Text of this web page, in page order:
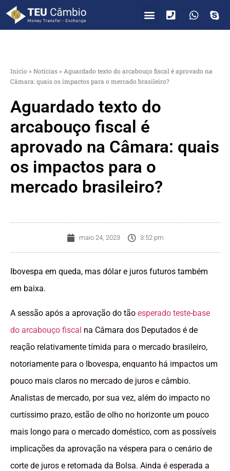
Início » Notícias » Aguardado texto do arcabouço fiscal é aprovado na
Câmara: quais os impactos para o mercado brasileiro?
Aguardado texto do
arcabouço fiscal é
aprovado na Câmara: quais
os impactos para o
mercado brasileiro?
maio 24, 2023 3:52 pm
Ibovespa em queda, mas dólar e juros futuros também
em baixa.
A sessão após a aprovação do tão esperado teste-base
do arcabouço fiscal na Câmara dos Deputados é de
reação relativamente tímida para o mercado brasileiro,
notoriamente para o Ibovespa, enquanto há impactos um
pouco mais claros no mercado de juros e câmbio.
Analistas de mercado, por sua vez, além do impacto no
curtíssimo prazo, estão de olho no horizonte um pouco
mais longo para o mercado doméstico, com as possíveis
implicações da aprovação na véspera para o cenário de
corte de juros e retomada da Bolsa. Ainda é esperada a